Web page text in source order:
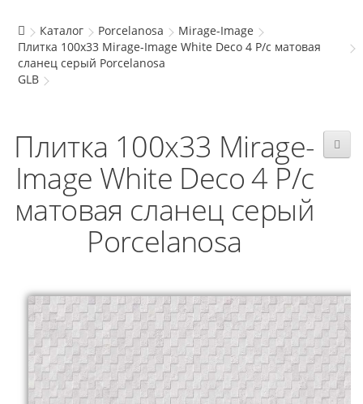
Каталог Porcelanosa
Mirage-Image
Плитка 100x33 Mirage-Image White Deco 4 P/c матовая
сланец серый Porcelanosa
GLB
Плитка 100x33 Mirage-
Image White Deco 4 P/c
матовая сланец серый
Porcelanosa